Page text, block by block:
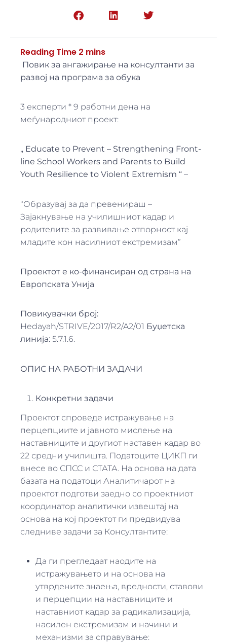
Повик за ангажирање на консултанти за
развој на програма за обука
3 експерти * 9 работни дена на
меѓународниот проект:
„ Educate to Prevent – Strengthening Front-
line School Workers and Parents to Build
Youth Resilience to Violent Extremism “ –
“Образувај за да превенираш –
Зајакнување на училишниот кадар и
родителите за развивање отпорност кај
младите кон насилниот екстремизам”
Проектот е ко-финансиран од страна на
Европската Унија
Повикувачки број:
Hedayah/STRIVE/2017/R2/A2/01 Буџетска
линија: 5.7.1.6.
ОПИС НА РАБОТНИ ЗАДАЧИ
Конкретни задачи
Проектот спроведе истражување на
перцепциите и јавното мислење на
наставниците и другиот наставен кадар во
22 средни училишта. Податоците ЦИКП ги
внесе во СПСС и СТАТА. На основа на дата
базата на податоци Аналитичарот на
проектот подготви заедно со проектниот
координатор аналитички извештај на
основа на кој проектот ги предвидува
следниве задачи за Консултантите:
Да ги прегледаат наодите на
истражувањето и на основа на
утврдените знаења, вредности, ставови
и перцепции на наставниците и
наставниот кадар за радикализација,
насилен екстремизам и начини и
механизми за справување: